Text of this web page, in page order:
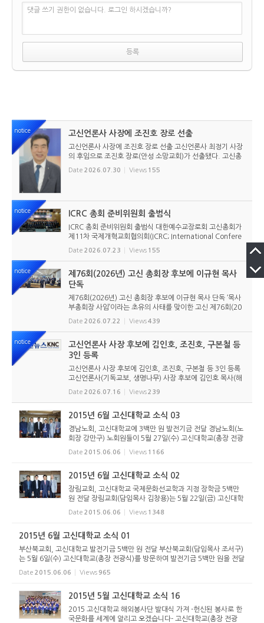
댓글 쓰기 권한이 없습니다. 로그인 하시겠습니까?
notice 고신언론사 사장에 조진호 장로 선출
고신언론사 사장에 조진호 장로 선출 고신언론사 최정기 사장
의 후임으로 조진호 장로(안성 소망교회)가 선출됐다. 고신총
회 유지재단 이사회는 2026년 7월 30일(목) 오전 11시 고신
총회회관 3층에서 임시이사회를 열고, 조진호 장로를 차기 사
Date 2026.07.30 Views 155
notice ICRC 총회 준비위원회 출범식
ICRC 총회 준비위원회 출범식 대한예수교장로회 고신총회가
제11차 국제개혁교회협의회(ICRC; International Confere
nce of Reformed Churches) 총회를 앞두고 본격적인 준비
에 들어갔다. 2026년 7월 20일 서울 남서울교회에서 ‘ICRC
Date 2026.07.23 Views 155
notice
제76회(2026년) 고신 총회장 후보에 이규현 목사
단독
제76회(2026년) 고신 총회장 후보에 이규현 목사 단독 ‘목사
부총회장 사임’이라는 초유의 사태를 맞이한 고신 제76회(20
26년) 총회장 후보에 이규현 목사(인천노회) 단독으로 입후보
했다. 6월 9일 경남마산노회의 추천을 받아 입후보했던 강영
Date 2026.07.22 Views439
notice
고신언론사 사장 후보에 김인호, 조진호, 구본철 등
3인 등록
고신언론사 사장 후보에 김인호, 조진호, 구본철 등 3인 등록
고신언론사(기독교보, 생명나무) 사장 후보에 김인호 목사(해
오름교회), 조진호 장로(소망교회), 구본철 장로(남서울교회)
가 등록했다. 당초 김희종 목사(유호교회)도 거론되었으나 최
Date 2026.07.16 Views239
2015년 6월 고신대학교 소식 03
경남노회, 고신대학교에 3백만 원 발전기금 전달 경남노회(노
회장 강만구) 노회원들이 5월 27일(수) 고신대학교(총장 전광
식)를 방문해 발전기금 3백만 원을 전달했다. 강만구 노회장은
“개혁주의 신앙의 기초위에서 교회와 인류사회에 공헌하는 귀
Date 2015.06.06 Views 1166
2015년 6월 고신대학교 소식 02
장림교회, 고신대학교 국제문화선교학과 지정 장학금 5백만
원 전달 장림교회(담임목사 김창용)는 5월 22일(금) 고신대학
교(총장 전광식)를 방문하여 국제문화선교학과(학과장 신경
규) 지정 장학금 5백만 원을 전달했다. 김창용 목사는 전 지구
Date 2015.06.06 Views 1348
2015년 6월 고신대학교 소식 01
부산북교회, 고신대학교 발전기금 5백만 원 전달 부산북교회(담임목사 조서구)
는 5월 6일(수) 고신대학교(총장 전광식)를 방문하여 발전기금 5백만 원을 전달
했다. 조서구 목사는 “세계를 품고 하나님의 말씀을 배우며 낮은 자리도 마다하
지 않고 사랑의 섬김...
Date 2015.06.06 Views 965
2015년 5월 고신대학교 소식 16
2015 고신대학교 해외봉사단 발대식 가져 -헌신된 봉사로 한
국문화를 세계에 알리고 오겠습니다- 고신대학교(총장 전광